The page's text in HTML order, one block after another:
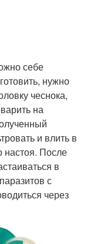
себе
нужно
чеснока,
на
и влить в
настоя. После
в
с
через